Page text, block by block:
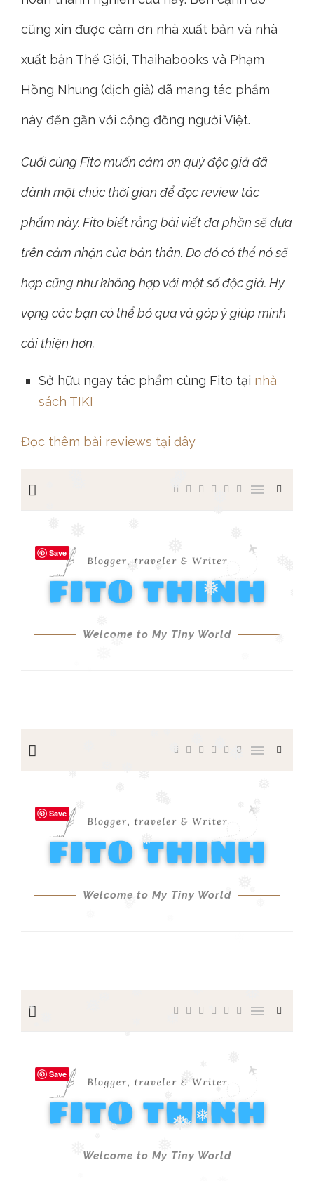
cũng xin được cảm ơn nhà xuất bản và nhà
xuất bản Thế Giới, Thaihabooks và Phạm
Hồng Nhung (dịch giả) đã mang tác phẩm
này đến gần với cộng đồng người Việt.
Cuối cùng Fito muốn cảm ơn quý độc giả đã
dành một chúc thời gian để đọc review tác
phẩm này. Fito biết rằng bài viết đa phần sẽ dựa
trên cảm nhận của bản thân. Do đó có thể nó sẽ
hợp cũng như không hợp với một số độc giả. Hy
vọng các bạn có thể bỏ qua và góp ý giúp mình
cải thiện hơn.
Sở hữu ngay tác phẩm cùng Fito tại nhà
sách TIKI
Đọc thêm bài reviews tại đây